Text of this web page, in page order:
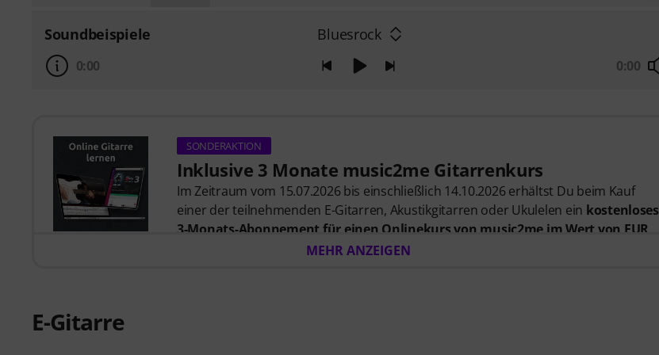
Soundbeispiele Bluesrock
0:00 0:00
SONDERAKTION
Inklusive 3 Monate music2me Gitarrenkurs
Im Zeitraum vom 15.07.2026 bis einschließlich 14.10.2026 erhältst Du beim Kauf
einer der teilnehmenden E-Gitarren, Akustikgitarren oder Ukulelen ein kostenloses
3-Monats-Abonnement für einen Onlinekurs von music2me im Wert von EUR
. Nach dem Versand deiner Bestellung bekommst du den Freischaltcode
MEHR ANZEIGEN
E-Gitarre